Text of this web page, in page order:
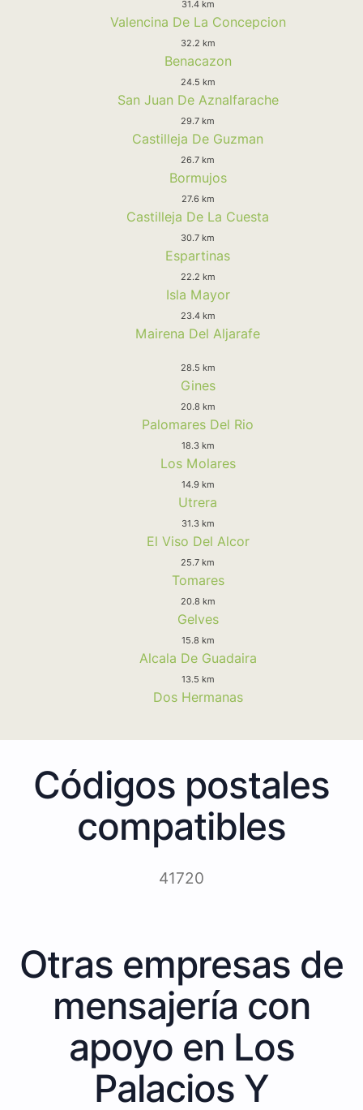
31.4 km
Valencina De La Concepcion
32.2 km
Benacazon
24.5 km
San Juan De Aznalfarache
29.7 km
Castilleja De Guzman
26.7 km
Bormujos
27.6 km
Castilleja De La Cuesta
30.7 km
Espartinas
22.2 km
Isla Mayor
23.4 km
Mairena Del Aljarafe
28.5 km
Gines
20.8 km
Palomares Del Rio
18.3 km
Los Molares
14.9 km
Utrera
31.3 km
El Viso Del Alcor
25.7 km
Tomares
20.8 km
Gelves
15.8 km
Alcala De Guadaira
13.5 km
Dos Hermanas
Códigos postales
compatibles
41720
Otras empresas de
mensajería con
apoyo en Los
Palacios Y